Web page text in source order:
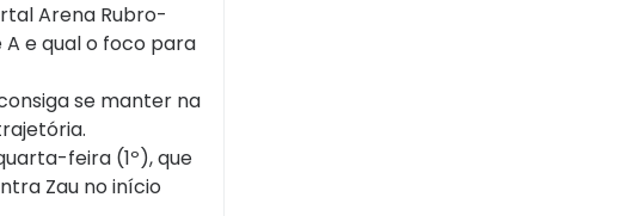
Arena Rubro-
A e qual o foco para
se manter na
feira (1º), que
Zau no início